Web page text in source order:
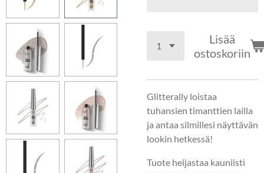
Lisää
ostoskoriin
Glitterally loistaa
tuhansien timanttien lailla
ja antaa silmillesi näyttävän
lookin hetkessä!
Tuote heijastaa kauniisti